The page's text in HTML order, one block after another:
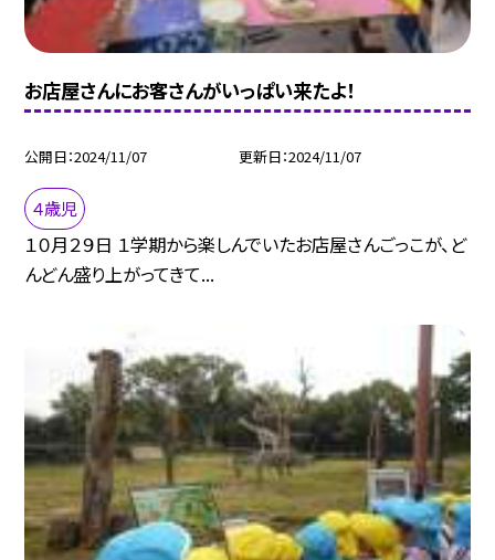
お店屋さんにお客さんがいっぱい来たよ！
公開日 2024/11/07 更新日 2024/11/07
４歳児
１０月２９日 １学期から楽しんでいたお店屋さんごっこが、ど
んどん盛り上がってきて...